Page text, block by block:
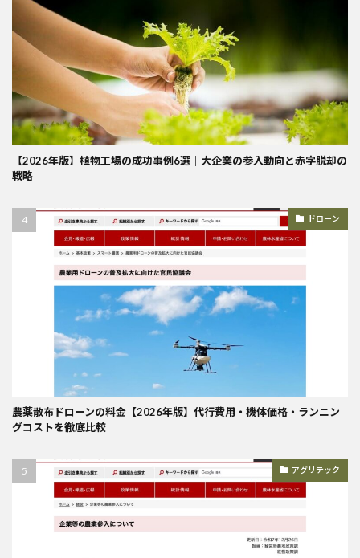
【2026年版】植物工場の成功事例6選｜大企業の参入動向と赤字脱却の
戦略
ドローン
農薬散布ドローンの料金【2026年版】代行費用・機体価格・ランニン
グコストを徹底比較
アグリテック